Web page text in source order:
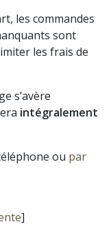
les commandes
sont
les frais de
s’avère
intégralement
ou par
]